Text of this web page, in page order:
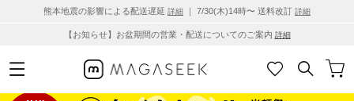
熊本地震の影響による配送遅延 詳細 ｜ 7/30(木)14時〜 送料改訂 詳細
【お知らせ】お盆期間の営業・配送についてのご案内 詳細